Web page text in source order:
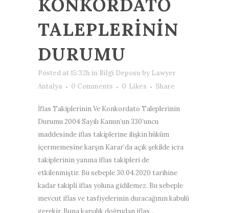
KONKORDATO
TALEPLERININ
DURUMU
Posted at 15:32h in Bilgi Deposu by Lawyer
Antalya
0 Comments 0 Likes Share
İflas Takiplerinin Ve Konkordato Taleplerinin
Durumu 2004 Sayılı Kanun’un 330’uncu
maddesinde iflas takiplerine ilişkin hüküm
içermemesine karşın Karar’da açık şekilde icra
takiplerinin yanına iflas takipleri de
etkilenmiştir. Bu sebeple 30.04.2020 tarihine
kadar takipli iflas yoluna gidilemez. Bu sebeple
mevcut iflas ve tasfiyelerinin duracağının kabulü